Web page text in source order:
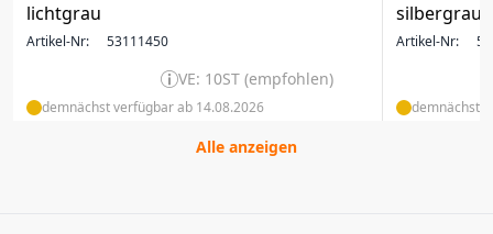
lichtgrau
Artikel-Nr: 53111450
VE: 10ST (empfohlen)
demnächst verfügbar ab 14.08.2026
silbergrau
Artikel-Nr:
demnächst
Alle anzeigen